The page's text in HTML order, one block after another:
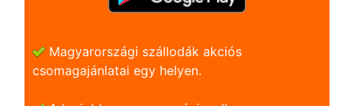
Magyarországi szállodák akciós
csomagajánlatai egy helyen.